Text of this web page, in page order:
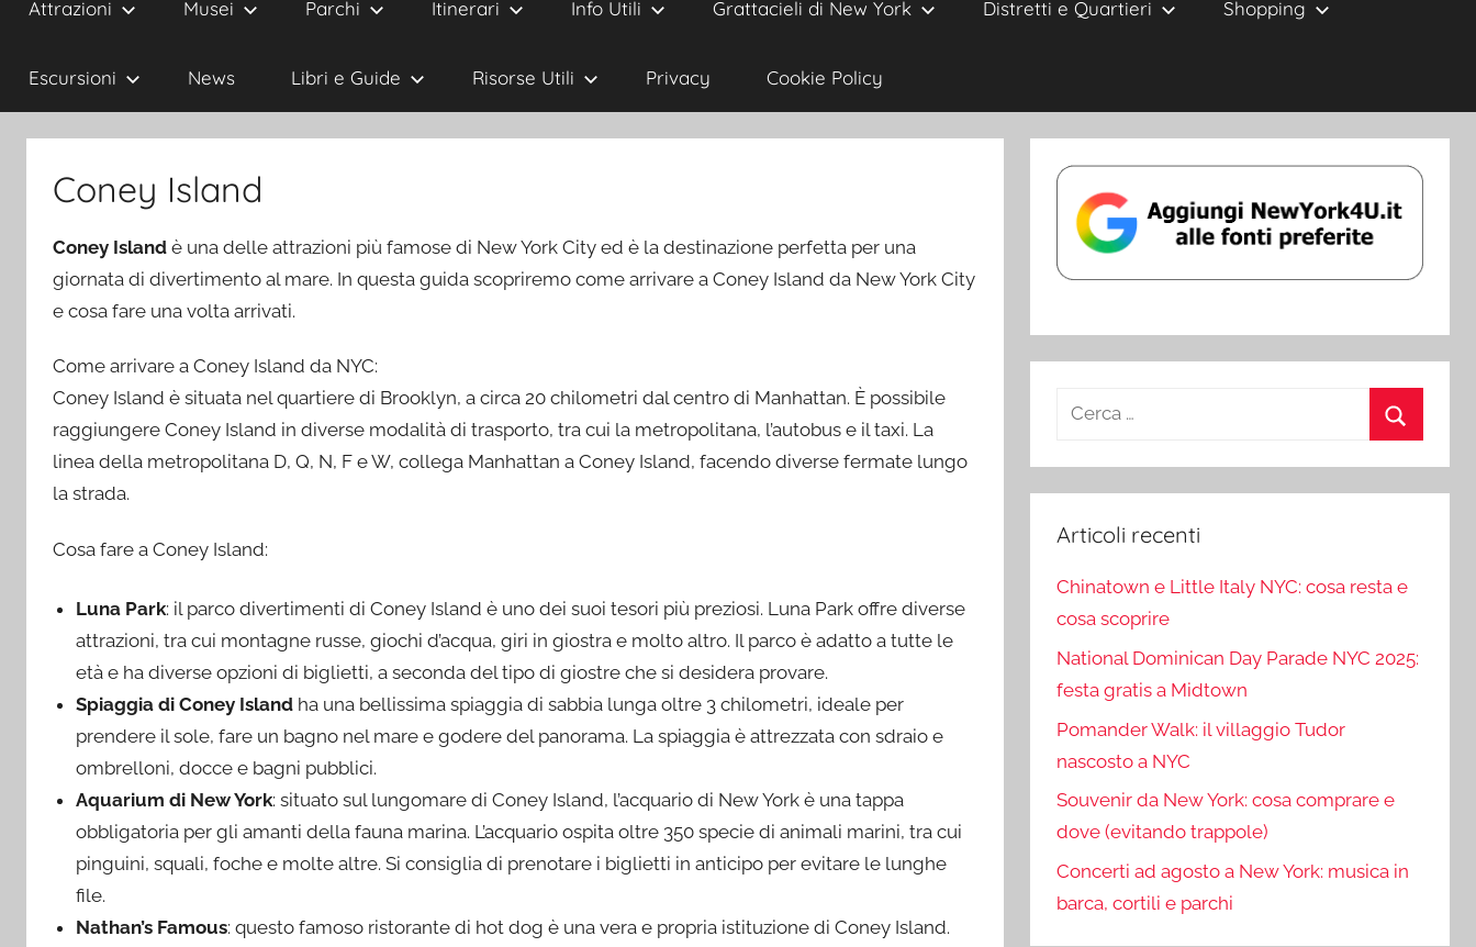
Attrazioni Musei Parchi Itinerari Info Utili Grattacieli di New York Distretti e Quartieri Shopping
Escursioni News Libri e Guide Risorse Utili Privacy Cookie Policy
Coney Island
Coney Island è una delle attrazioni più famose di New York City ed è la destinazione perfetta per una
giornata di divertimento al mare. In questa guida scopriremo come arrivare a Coney Island da New York City
e cosa fare una volta arrivati.
Come arrivare a Coney Island da NYC:
Coney Island è situata nel quartiere di Brooklyn, a circa 20 chilometri dal centro di Manhattan. È possibile
raggiungere Coney Island in diverse modalità di trasporto, tra cui la metropolitana, l’autobus e il taxi. La
linea della metropolitana D, Q, N, F e W, collega Manhattan a Coney Island, facendo diverse fermate lungo
la strada.
Cosa fare a Coney Island:
Luna Park: il parco divertimenti di Coney Island è uno dei suoi tesori più preziosi. Luna Park offre diverse
attrazioni, tra cui montagne russe, giochi d’acqua, giri in giostra e molto altro. Il parco è adatto a tutte le
età e ha diverse opzioni di biglietti, a seconda del tipo di giostre che si desidera provare.
Spiaggia di Coney Island ha una bellissima spiaggia di sabbia lunga oltre 3 chilometri, ideale per
prendere il sole, fare un bagno nel mare e godere del panorama. La spiaggia è attrezzata con sdraio e
ombrelloni, docce e bagni pubblici.
Aquarium di New York: situato sul lungomare di Coney Island, l’acquario di New York è una tappa
obbligatoria per gli amanti della fauna marina. L’acquario ospita oltre 350 specie di animali marini, tra cui
pinguini, squali, foche e molte altre. Si consiglia di prenotare i biglietti in anticipo per evitare le lunghe
file.
Nathan’s Famous: questo famoso ristorante di hot dog è una vera e propria istituzione di Coney Island.
Ricerca
Articoli recenti
Chinatown e Little Italy NYC: cosa resta e
cosa scoprire
National Dominican Day Parade NYC 2025:
festa gratis a Midtown
Pomander Walk: il villaggio Tudor
nascosto a NYC
Souvenir da New York: cosa comprare e
dove (evitando trappole)
Concerti ad agosto a New York: musica in
barca, cortili e parchi